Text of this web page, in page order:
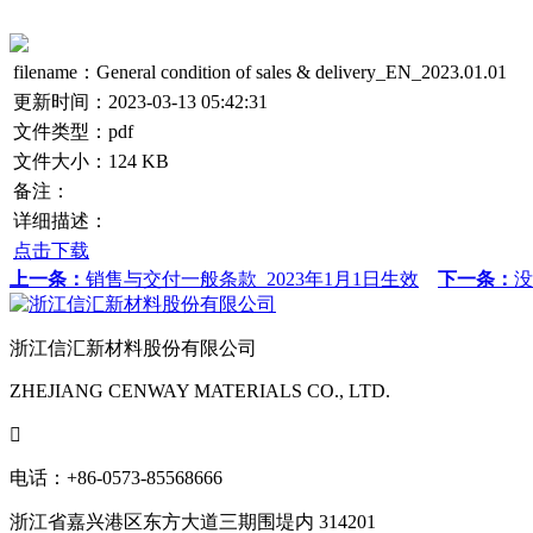
filename：General condition of sales & delivery_EN_2023.01.01
更新时间：2023-03-13 05:42:31
文件类型：pdf
文件大小：124 KB
备注：
详细描述：
点击下载
上一条： 销售与交付一般条款_2023年1月1日生效 下一条：
浙江信汇新材料股份有限公司
ZHEJIANG CENWAY MATERIALS CO., LTD.

电话：+86-0573-85568666
浙江省嘉兴港区东方大道三期围堤内 314201